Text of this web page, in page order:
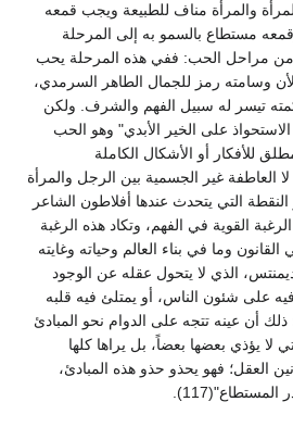
والمرأة مناف للطبيعة ويجب قمعه
التناسل(115). وقمعه مستطاع بالسمو به إلى المرحلة
من مراحل الحب: ففي هذه المرحلة يحب
وسامته رمز للجمال الطاهر السرمدي،
تيسر له سبيل الفهم والشرف. ولكن
على الخير الأبدي" وهو الحب
للأفكار أو الأشكال الكاملة
النوع لا العاطفة غير الجسمية بين الرجل والمرأة
التي يتحدث عندها أفلاطون الشاعر
القوية في الفهم، وتكاد هذه الرغبة
وما في بناء العالم وحياته وغايته
الذي لا يتحول عقله عن الوجود
على شئون الناس، أو يمتلئ فيه قلبه
أن عينه تتجه على الدوام نحو المبادئ
لا يؤذي بعضها بعضاً، بل يراها كلها
فهو يحذو حذو هذه المبادئ،